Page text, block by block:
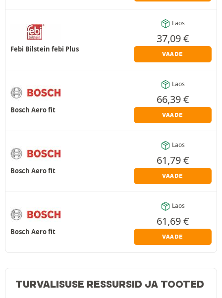
Febi Bilstein febi Plus
Laos
37,09€
VAADE
Bosch Aero fit
Laos
66,39€
VAADE
Bosch Aero fit
Laos
61,79€
VAADE
Bosch Aero fit
Laos
61,69€
VAADE
TURVALISUSE RESSURSID JA TOOTED